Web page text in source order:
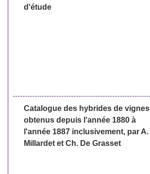
d'étude
Catalogue des hybrides de vignes
obtenus depuis l'année 1880 à
l'année 1887 inclusivement, par A.
Millardet et Ch. De Grasset